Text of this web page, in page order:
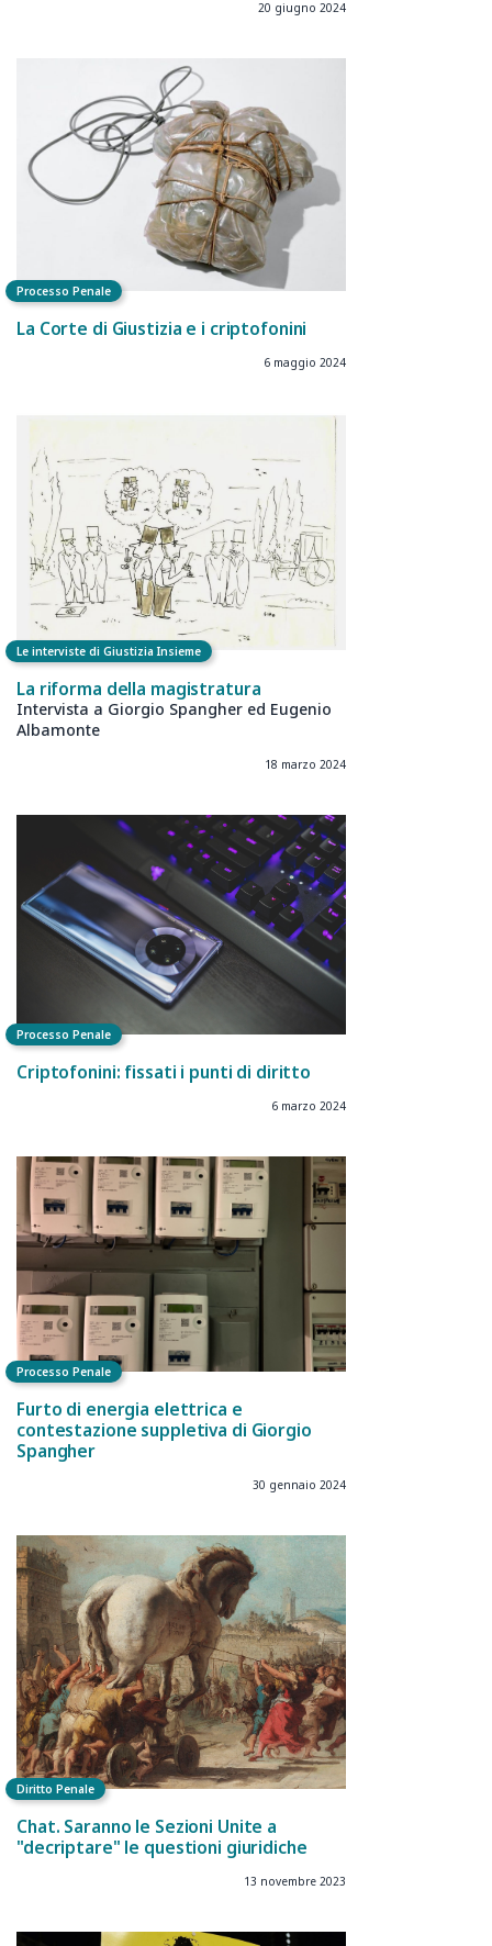
20 giugno 2024
Processo Penale
La Corte di Giustizia e i criptofonini
6 maggio 2024
Le interviste di Giustizia Insieme
La riforma della magistratura
Intervista a Giorgio Spangher ed Eugenio
Albamonte
18 marzo 2024
Processo Penale
Criptofonini: fissati i punti di diritto
6 marzo 2024
Processo Penale
Furto di energia elettrica e
contestazione suppletiva di Giorgio
Spangher
30 gennaio 2024
Diritto Penale
Chat. Saranno le Sezioni Unite a
"decriptare" le questioni giuridiche
13 novembre 2023